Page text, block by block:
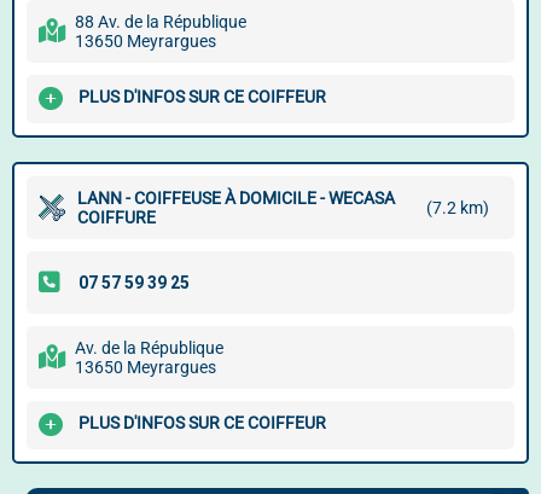
88 Av. de la République
13650 Meyrargues
PLUS D'INFOS SUR CE COIFFEUR
LANN - COIFFEUSE À DOMICILE - WECASA
COIFFURE
(7.2 km)
Av. de la République
13650 Meyrargues
PLUS D'INFOS SUR CE COIFFEUR